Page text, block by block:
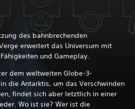
des bahnbrechenden
erweitert das Universum mit
und Gameplay.
dem weltweiten Globe-3-
die Antarktis, um das Verschwinden
findet sich aber letztlich in einer
Wo ist sie? Wer ist die